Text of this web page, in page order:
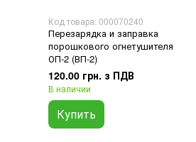
Код товара: 000070240
Перезарядка и заправка
порошкового огнетушителя
ОП-2 (ВП-2)
120.00 грн. з ПДВ
В наличии
Купить